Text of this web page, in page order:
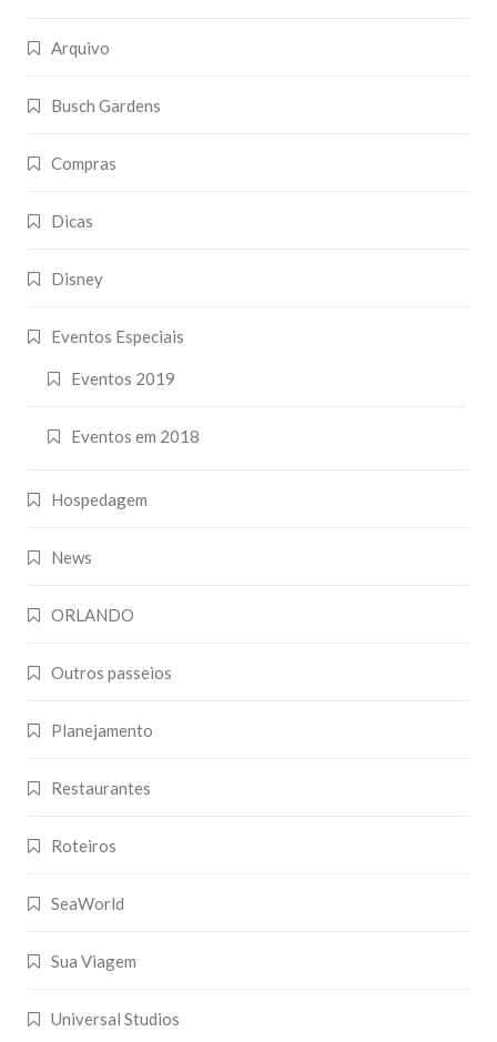
Arquivo
Busch Gardens
Compras
Dicas
Disney
Eventos Especiais
Eventos 2019
Eventos em 2018
Hospedagem
News
ORLANDO
Outros passeios
Planejamento
Restaurantes
Roteiros
SeaWorld
Sua Viagem
Universal Studios